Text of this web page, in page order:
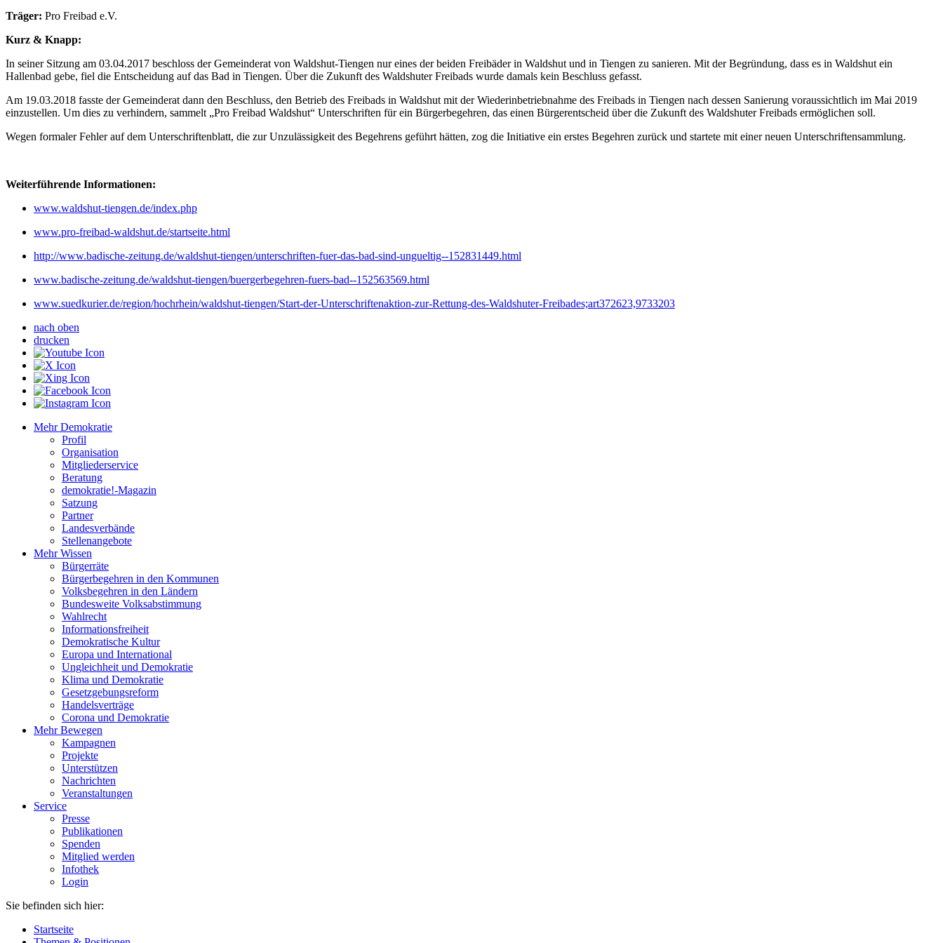
Träger: Pro Freibad e.V.
Kurz & Knapp:
In seiner Sitzung am 03.04.2017 beschloss der Gemeinderat von Waldshut-Tiengen nur eines der beiden Freibäder in Waldshut und in Tiengen zu sanieren. Mit der Begründung, dass es in Waldshut ein
Hallenbad gebe, fiel die Entscheidung auf das Bad in Tiengen. Über die Zukunft des Waldshuter Freibads wurde damals kein Beschluss gefasst.
Am 19.03.2018 fasste der Gemeinderat dann den Beschluss, den Betrieb des Freibads in Waldshut mit der Wiederinbetriebnahme des Freibads in Tiengen nach dessen Sanierung voraussichtlich im Mai 2019
einzustellen. Um dies zu verhindern, sammelt „Pro Freibad Waldshut“ Unterschriften für ein Bürgerbegehren, das einen Bürgerentscheid über die Zukunft des Waldshuter Freibads ermöglichen soll.
Wegen formaler Fehler auf dem Unterschriftenblatt, die zur Unzulässigkeit des Begehrens geführt hätten, zog die Initiative ein erstes Begehren zurück und startete mit einer neuen Unterschriftensammlung.
Weiterführende Informationen:
www.waldshut-tiengen.de/index.php
www.pro-freibad-waldshut.de/startseite.html
http://www.badische-zeitung.de/waldshut-tiengen/unterschriften-fuer-das-bad-sind-ungueltig--152831449.html
www.badische-zeitung.de/waldshut-tiengen/buergerbegehren-fuers-bad--152563569.html
www.suedkurier.de/region/hochrhein/waldshut-tiengen/Start-der-Unterschriftenaktion-zur-Rettung-des-Waldshuter-Freibades;art372623,9733203
nach oben
drucken
Mehr Demokratie
Profil
Organisation
Mitgliederservice
Beratung
demokratie!-Magazin
Satzung
Partner
Landesverbände
Stellenangebote
Mehr Wissen
Bürgerräte
Bürgerbegehren in den Kommunen
Volksbegehren in den Ländern
Bundesweite Volksabstimmung
Wahlrecht
Informationsfreiheit
Demokratische Kultur
Europa und International
Ungleichheit und Demokratie
Klima und Demokratie
Gesetzgebungsreform
Handelsverträge
Corona und Demokratie
Mehr Bewegen
Kampagnen
Projekte
Unterstützen
Nachrichten
Veranstaltungen
Service
Presse
Publikationen
Spenden
Mitglied werden
Infothek
Login
Sie befinden sich hier:
Startseite